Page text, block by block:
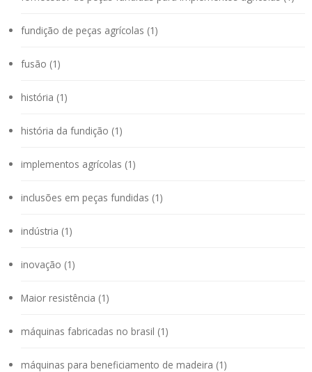
fundição de peças agrícolas (1)
fusão (1)
história (1)
história da fundição (1)
implementos agrícolas (1)
inclusões em peças fundidas (1)
indústria (1)
inovação (1)
Maior resistência (1)
máquinas fabricadas no brasil (1)
máquinas para beneficiamento de madeira (1)